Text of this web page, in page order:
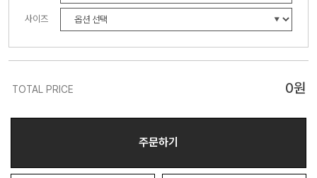
사이즈
TOTAL PRICE 0원
주문하기